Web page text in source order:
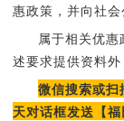
惠政策，并向社会
属于相关优
述要求提供资料外
微信搜索或
天对话框发送【